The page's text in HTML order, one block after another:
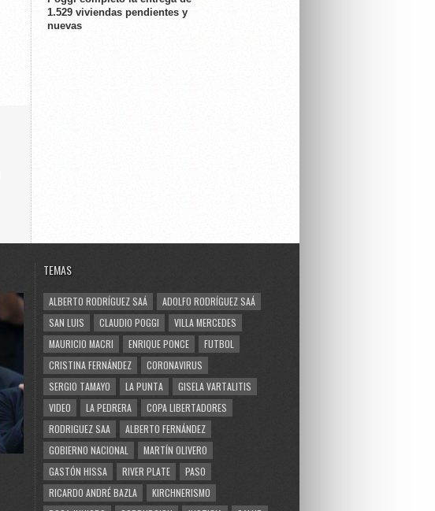
1.529 viviendas pendientes y
nuevas
TEMAS
ALBERTO RODRÍGUEZ SAÁ
ADOLFO RODRÍGUEZ SAÁ
SAN LUIS
CLAUDIO POGGI
VILLA MERCEDES
MAURICIO MACRI
ENRIQUE PONCE
FUTBOL
CRISTINA FERNÁNDEZ
CORONAVIRUS
SERGIO TAMAYO
LA PUNTA
GISELA VARTALITIS
VIDEO
LA PEDRERA
COPA LIBERTADORES
RODRIGUEZ SAA
ALBERTO FERNÁNDEZ
GOBIERNO NACIONAL
MARTÍN OLIVERO
GASTÓN HISSA
RIVER PLATE
PASO
RICARDO ANDRÉ BAZLA
KIRCHNERISMO